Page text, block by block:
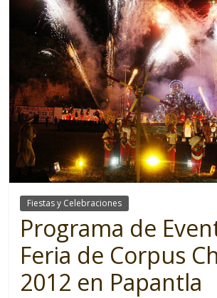
Fiestas y Celebraciones
Programa de
Feria de Corpus
2012 en Papantla